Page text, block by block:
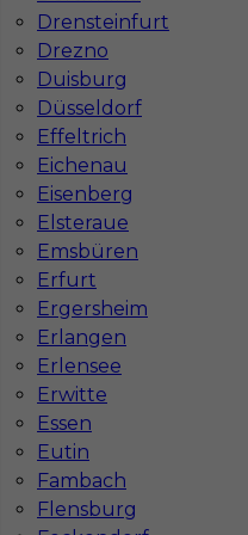
Drensteinfurt
Drezno
Duisburg
Düsseldorf
Effeltrich
Eichenau
Eisenberg
Elsteraue
Emsbüren
Erfurt
Ergersheim
Erlangen
Erlensee
Erwitte
Essen
Eutin
Fambach
Flensburg
Mapa ofert pracy
Mapa kategorii
Informacje w sprawie pracy
Telefon:793-577-977
Dane firmy
In-Serv Team Sp. z o.o.
ul. Bóżnicza 15/6
61-751 Poznań, Polen
NIP: PL7831822725
KRS: 0000855600
REGON: 386807002